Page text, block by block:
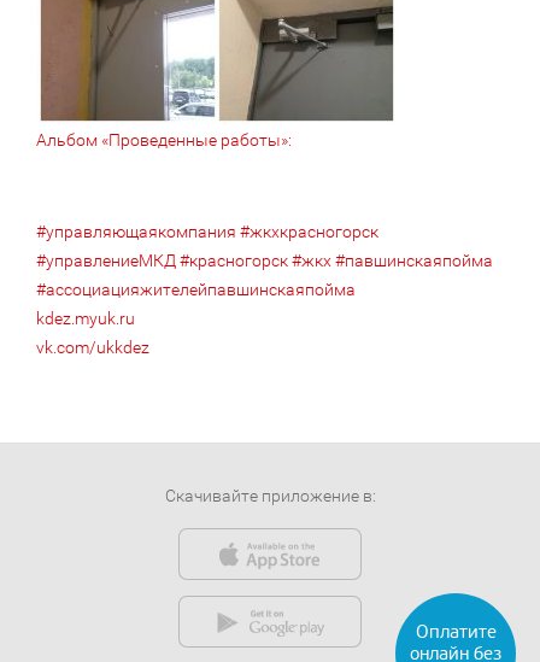
Альбом «Проведенные работы»:
#управляющаякомпания #жкхкрасногорск
#управлениеМКД #красногорск#жкх #павшинскаяпойма
#ассоциацияжителейпавшинскаяпойма
kdez.myuk.ru
vk.com/ukkdez
Скачивайте приложение в: